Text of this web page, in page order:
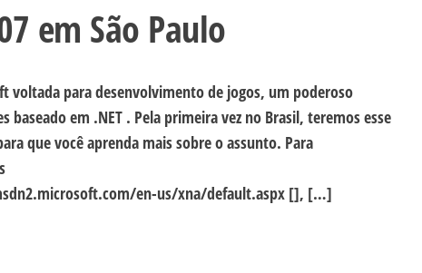
em São Paulo
voltada para desenvolvimento de jogos, um poderoso
em .NET . Pela primeira vez no Brasil, teremos esse
que você aprenda mais sobre o assunto. Para
en-us/xna/default.aspx [], […]